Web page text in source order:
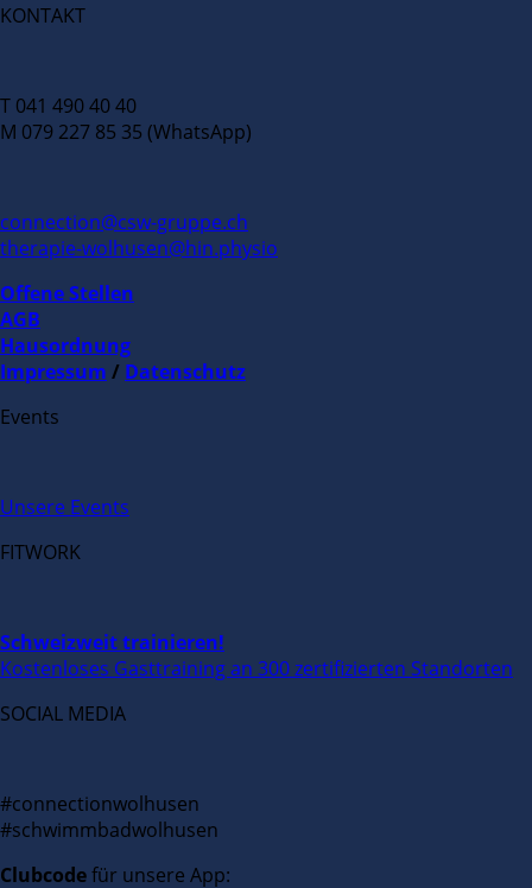
KONTAKT
T 041 490 40 40
M 079 227 85 35 (WhatsApp)
connection@csw-gruppe.ch
therapie-wolhusen@hin.physio
Offene Stellen
AGB
Hausordnung
Impressum / Datenschutz
Events
Unsere Events
FITWORK
Schweizweit trainieren!
Kostenloses Gasttraining an 300 zertifizierten Standorten
SOCIAL MEDIA
#connectionwolhusen
#schwimmbadwolhusen
Clubcodefür unsere App: